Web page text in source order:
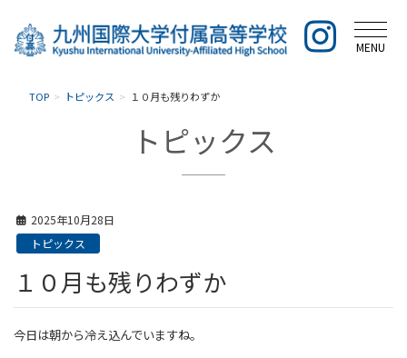
MENU
TOP トピックス １０月も残りわずか
トピックス
2025年10月28日
トピックス
１０月も残りわずか
今日は朝から冷え込んでいますね。